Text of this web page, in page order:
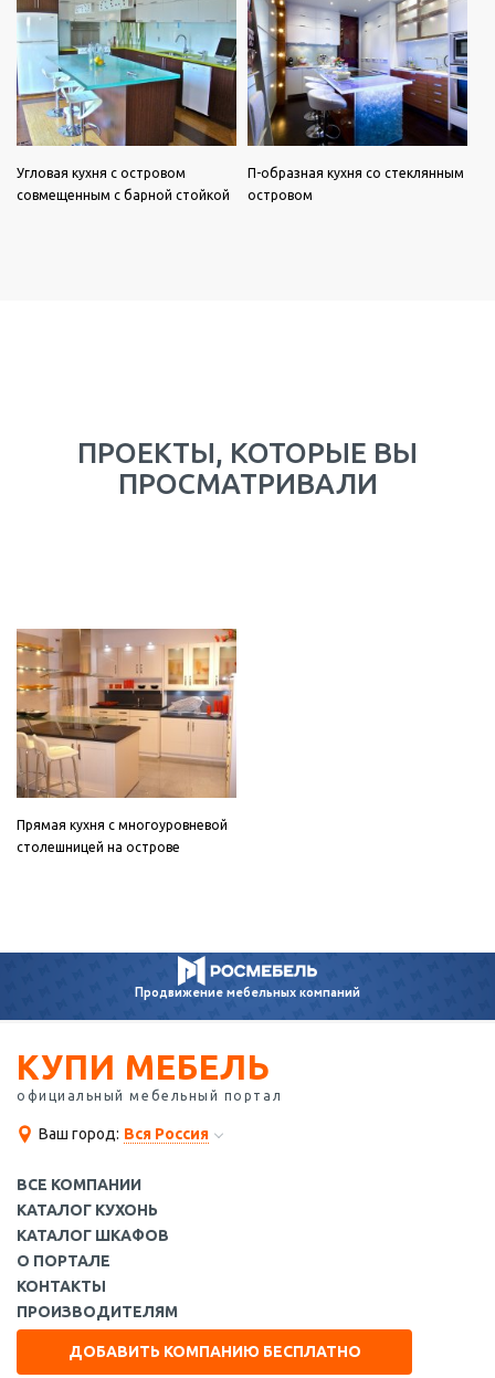
Угловая кухня с островом
совмещенным с барной стойкой
П-образная кухня со стеклянным
островом
ПРОЕКТЫ, КОТОРЫЕ ВЫ
ПРОСМАТРИВАЛИ
Прямая кухня с многоуровневой
столешницей на острове
Продвижениемебельных компаний
КУПИ МЕБЕЛЬ
официальный мебельный портал
Ваш город: Вся Россия
ВСЕ КОМПАНИИ
КАТАЛОГ КУХОНЬ
КАТАЛОГ ШКАФОВ
О ПОРТАЛЕ
КОНТАКТЫ
ПРОИЗВОДИТЕЛЯМ
ДОБАВИТЬ КОМПАНИЮ БЕСПЛАТНО